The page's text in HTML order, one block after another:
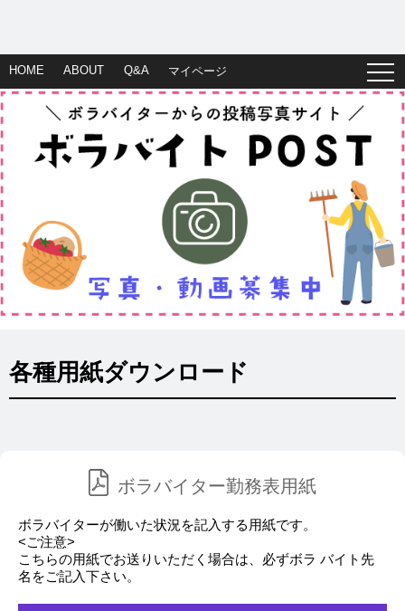
HOME ABOUT Q&A マイページ
各種用紙ダウンロード
ボラバイター勤務表用紙
ボラバイターが働いた状況を記入する用紙です。
<ご注意>
こちらの用紙でお送りいただく場合は、必ずボラ バイト先
名をご記入下さい。